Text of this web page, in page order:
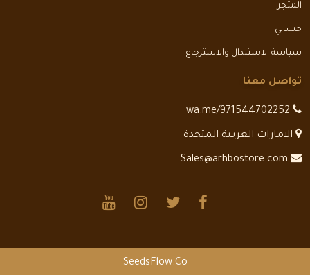
المتجر
حسابي
سياسة الاستبدال والاسترجاع
تواصل معنا
الامارات العربية المتحدة
SeedsFlow.Co